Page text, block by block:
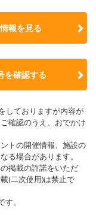
情報を見る
を確認する
しておりますが内容が
確認のうえ、おでかけ
トの開催情報、施設の
る場合があります。
掲載の許諾をいただ
(二次使用)は禁止で
。